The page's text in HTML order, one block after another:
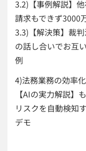
3.2)【事例解説】
請求もできず3000
3.3)【解決策】裁
の話し合いでお互
例
4)法務業務の効率
【AIの実力解説】
リスクを自動検知
デモ